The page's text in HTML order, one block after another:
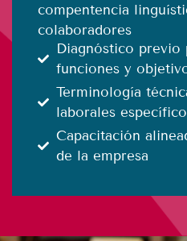
compentencia
colaboradores
Diagnóstico previo
funciones y
Terminología
laborales
Capacitación
de la empresa